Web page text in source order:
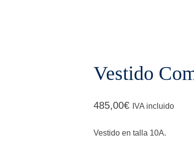
Vestido
485,00€ IVA incluido
Vestido en talla 10A.